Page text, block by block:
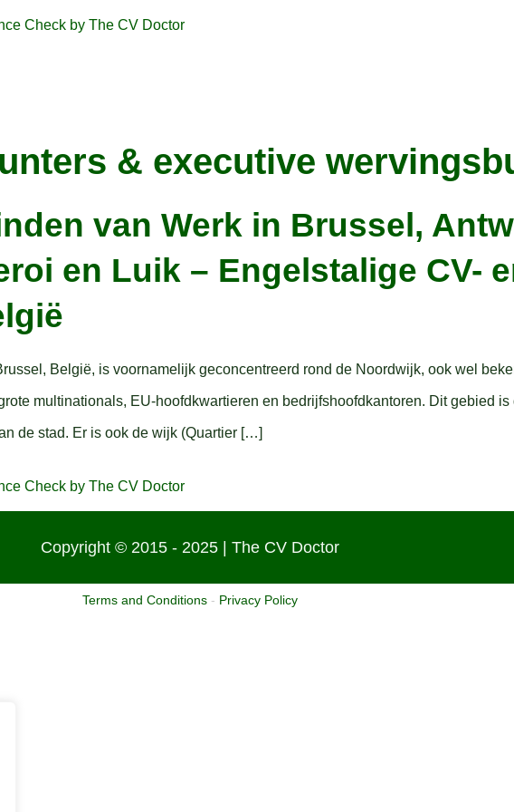
& executive
van Werk in Brussel,
en Luik – Engelstalige CV-
België, is voornamelijk geconcentreerd rond de Noordwijk, ook wel
multinationals, EU-hoofdkwartieren en bedrijfshoofdkantoren. Dit gebied
de stad. Er is ook de wijk (Quartier […]
Copyright © 2015 - 2025 | The CV Doctor
Terms and Conditions - Privacy Policy